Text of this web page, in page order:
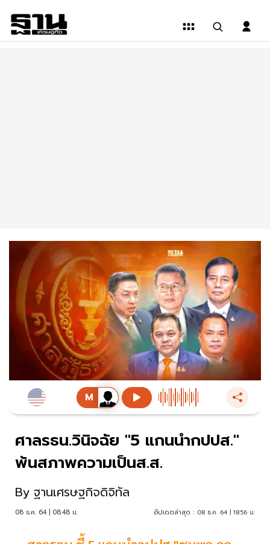
ศาลรธน.วินิจฉัย "5 แกนนำกปปส."
พ้นสภาพความเป็นส.ส.
By ฐานเศรษฐกิจดิจิทัล
08 ธ.ค. 64 | 08:48 น. อัปเดตล่าสุด : 08 ธ.ค. 64 | 18:56 น.